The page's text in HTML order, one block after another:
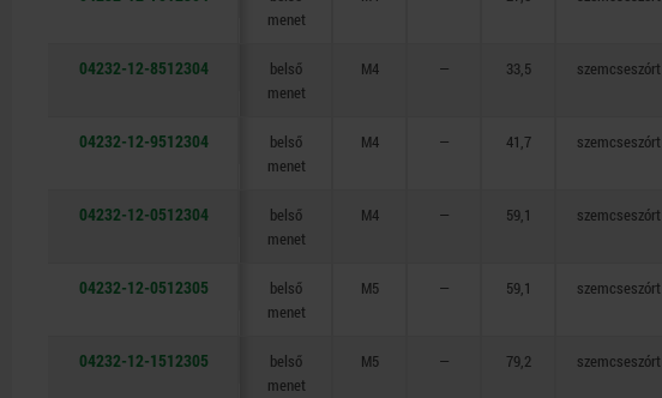
menet
04232-12-8512304
belső
menet
M4 — 33,5 szemcseszórt
04232-12-9512304
belső
menet
M4 — 41,7 szemcseszórt
04232-12-0512304
belső
menet
M4 — 59,1 szemcseszórt
04232-12-0512305
belső
menet
M5 — 59,1 szemcseszórt
04232-12-1512305
belső
menet
M5 — 79,2 szemcseszórt